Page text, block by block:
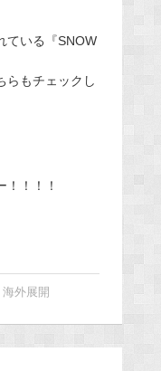
ている『SNOW
らもチェックし
！！！
海外展開